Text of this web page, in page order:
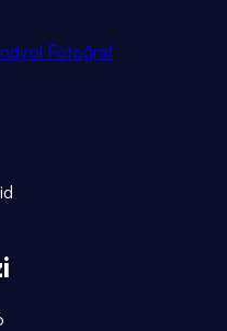
Fotoğraf